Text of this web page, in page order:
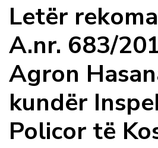
Letër
A.nr. 683/
Agron
kundër
Policor të